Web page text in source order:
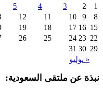
10
16
17
23
24
30
31
يوليو
عن ملتقى السعودية: